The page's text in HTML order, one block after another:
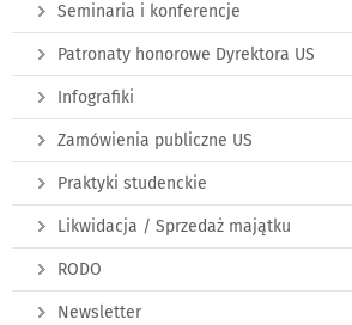
Seminaria i konferencje
Patronaty honorowe Dyrektora US
Infografiki
Zamówienia publiczne US
Praktyki studenckie
Likwidacja / Sprzedaż majątku
RODO
Newsletter